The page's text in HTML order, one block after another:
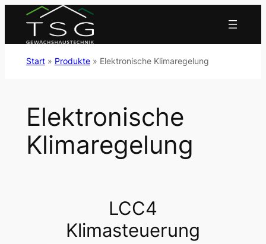
Inhalt
springen
Start» Produkte» Elektronische Klimaregelung
Elektronische
Klimaregelung
LCC4
Klimasteuerung